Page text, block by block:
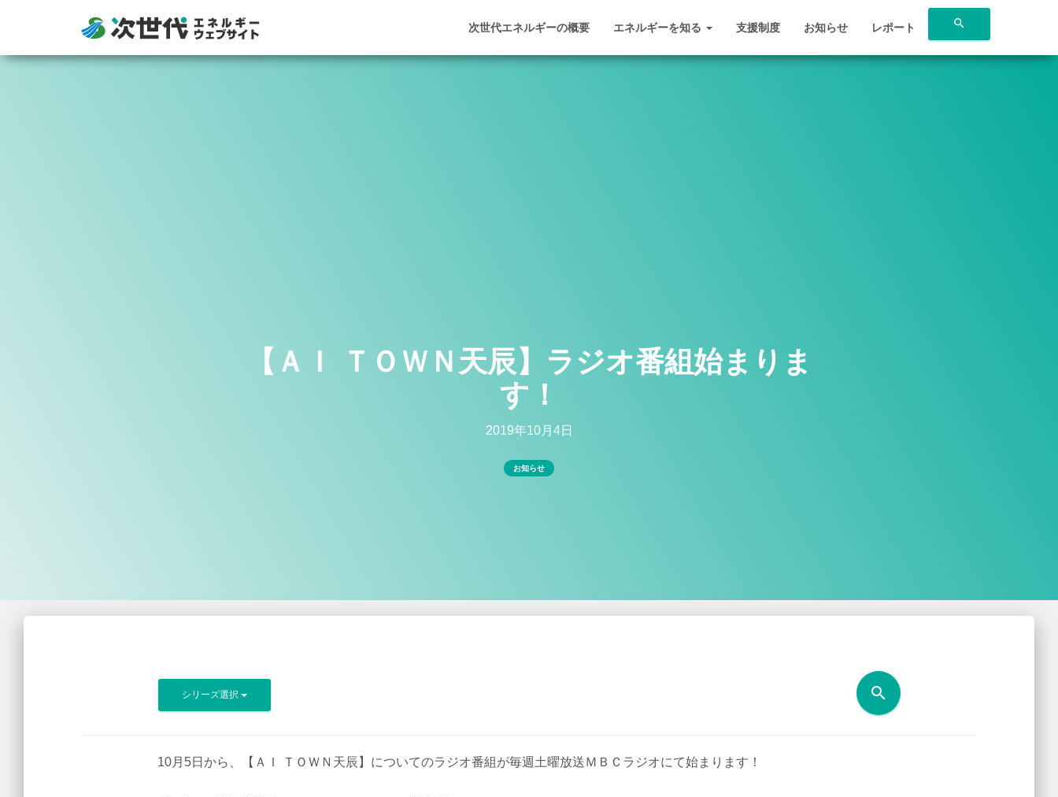
search
次世代エネルギーの概要 エネルギーを知る 支援制度 お知らせ レポート
【ＡＩ ＴＯＷＮ天辰】ラジオ番組始まりま
す！
2019年10月4日
お知らせ
シリーズ選択 search
10月5日から、【ＡＩ ＴＯＷＮ天辰】についてのラジオ番組が毎週土曜放送ＭＢＣラジオにて始まります！